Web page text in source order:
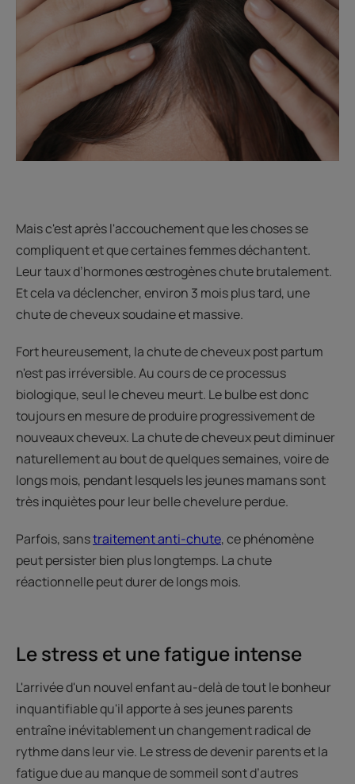
Mais c'est après l'accouchement que les choses se
compliquent et que certaines femmes déchantent.
Leur taux d’hormones œstrogènes chute brutalement.
Et cela va déclencher, environ 3 mois plus tard, une
chute de cheveux soudaine et massive.
Fort heureusement, la chute de cheveux post partum
n'est pas irréversible. Au cours de ce processus
biologique, seul le cheveu meurt. Le bulbe est donc
toujours en mesure de produire progressivement de
nouveaux cheveux. La chute de cheveux peut diminuer
naturellement au bout de quelques semaines, voire de
longs mois, pendant lesquels les jeunes mamans sont
très inquiètes pour leur belle chevelure perdue.
Parfois, sanstraitement anti-chute, ce phénomène
peut persister bien plus longtemps. La chute
réactionnelle peut durer de longs mois.
Le stress et une fatigue intense
L'arrivée d'un nouvel enfant au-delà de tout le bonheur
inquantifiable qu'il apporte à ses jeunes parents
entraîne inévitablement un changement radical de
rythme dans leur vie. Le stress de devenir parents et la
fatigue due au manque de sommeil sont d’autres